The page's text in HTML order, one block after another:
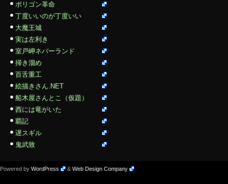
ポリゴン革命
丁度いいのが丁度いい
大魔王城
実は左利き
室戸岬ネバーランド
掃き溜め
百舌重工
絵描きさん.NET
船木屋さんとこ（仮題）
西には竜がいた
覇記
遅スギル
鬼武致
Powered by WordPress & Web Design Company